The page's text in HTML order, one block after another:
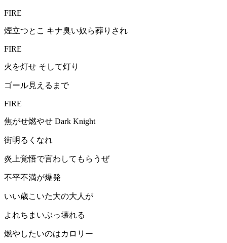
FIRE
煙立つとこ キナ臭い奴ら葬りされ
FIRE
火を灯せ そして灯り
ゴール見えるまで
FIRE
焦がせ燃やせ Dark Knight
街明るくなれ
炎上覚悟で言わしてもらうぜ
不平不満が爆発
いい歳こいた大の大人が
よれちまいぶっ壊れる
燃やしたいのはカロリー